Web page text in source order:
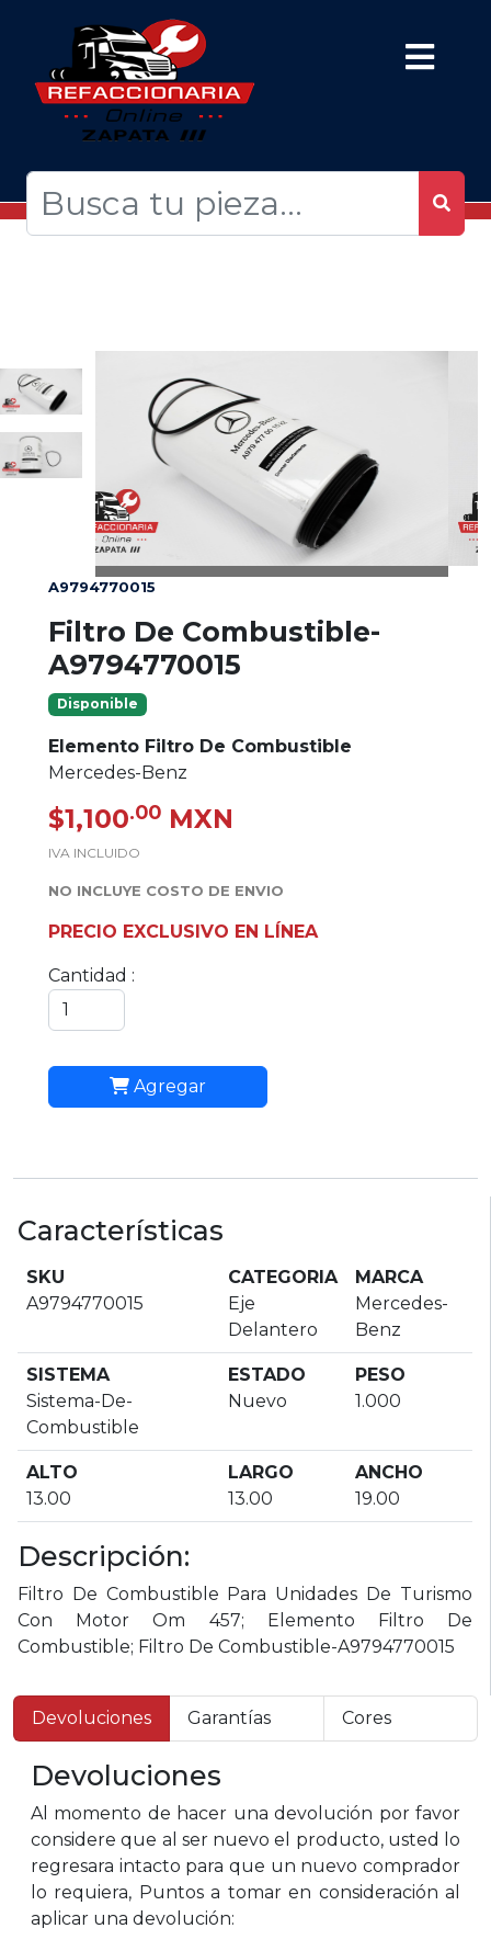
A9794770015
Filtro De Combustible-
A9794770015
Disponible
Elemento Filtro De Combustible
Mercedes-Benz
$1,100.00 MXN
IVA INCLUIDO
NO INCLUYE COSTO DE ENVIO
PRECIO EXCLUSIVO EN LÍNEA
Cantidad :
Agregar
Características
SKU
A9794770015
CATEGORIA
Eje
Delantero
MARCA
Mercedes-
Benz
SISTEMA
Sistema-De-
Combustible
ESTADO
Nuevo
PESO
1.000
ALTO
13.00
LARGO
13.00
ANCHO
19.00
Descripción:
Filtro De Combustible Para Unidades De Turismo
Con Motor Om 457; Elemento Filtro De
Combustible; Filtro De Combustible-A9794770015
Devoluciones Garantías Cores
Devoluciones
Al momento de hacer una devolución por favor
considere que al ser nuevo el producto, usted lo
regresara intacto para que un nuevo comprador
lo requiera, Puntos a tomar en consideración al
aplicar una devolución: